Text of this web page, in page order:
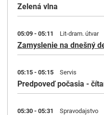
Zelená vlna
05:09 - 05:11 Lit-dram. útvar
Zamyslenie na dnešný
05:15 - 05:15 Servis
Predpoveď počasia -
05:30 - 05:31 Spravodajstvo